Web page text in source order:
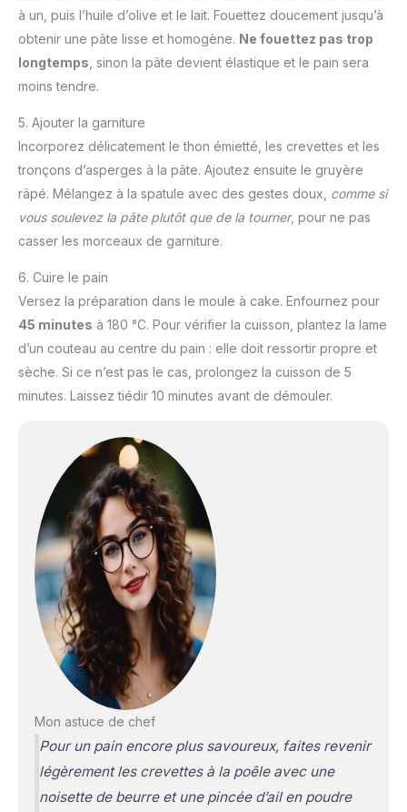
à un, puis l’huile d’olive et le lait. Fouettez doucement jusqu’à
obtenir une pâte lisse et homogène. Ne fouettez pas trop
longtemps , sinon la pâte devient élastique et le pain sera
moins tendre.
5. Ajouter la garniture
Incorporez délicatement le thon émietté, les crevettes et les
tronçons d’asperges à la pâte. Ajoutez ensuite le gruyère
râpé. Mélangez à la spatule avec des gestes doux, comme si
vous soulevez la pâte plutôt que de la tourner, pour ne pas
casser les morceaux de garniture.
6. Cuire le pain
Versez la préparation dans le moule à cake. Enfournez pour
45 minutes à 180 °C. Pour vérifier la cuisson, plantez la lame
d’un couteau au centre du pain : elle doit ressortir propre et
sèche. Si ce n’est pas le cas, prolongez la cuisson de 5
minutes. Laissez tiédir 10 minutes avant de démouler.
Mon astuce de chef
Pour un pain encore plus savoureux, faites revenir
légèrement les crevettes à la poêle avec une
noisette de beurre et une pincée d’ail en poudre